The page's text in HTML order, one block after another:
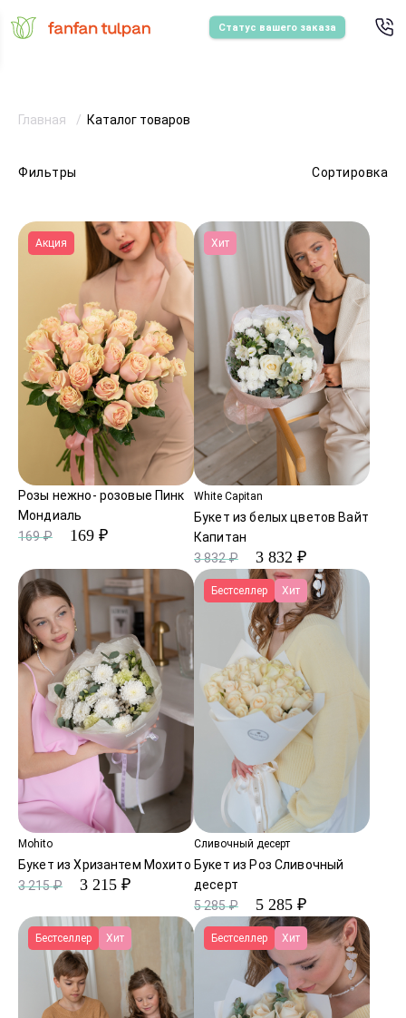
Статус вашего заказа
Фильтры Сортировка
Главная Каталог товаров
Акция
Розы нежно- розовые Пинк
Мондиаль
169 ₽
169 ₽
Хит
White Capitan
Букет из белых цветов Вайт
Капитан
3 832 ₽
3 832 ₽
Mohito
Букет из Хризантем Мохито
3 215 ₽
3 215 ₽
Бестселлер Хит
Сливочный десерт
Букет из Роз Сливочный
десерт
5 285 ₽
5 285 ₽
Бестселлер Хит Бестселлер Хит